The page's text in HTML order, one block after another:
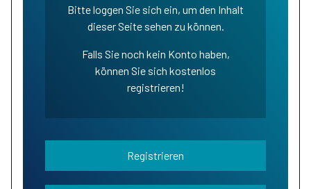
Bitte loggen Sie sich ein, um den Inhalt
dieser Seite sehen zu können.
Falls Sie noch kein Konto haben,
können Sie sich kostenlos
registrieren!
Registrieren